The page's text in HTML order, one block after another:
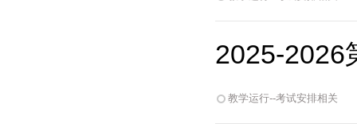
2025-2026
教学运行--考试安排相关